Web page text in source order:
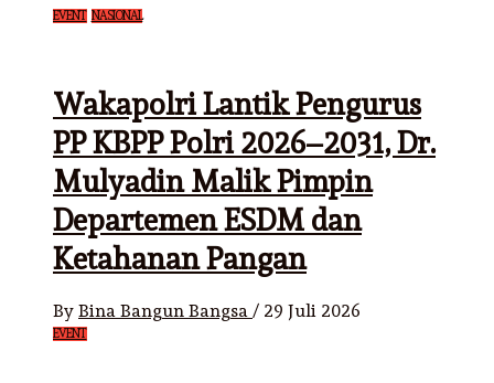
EVENT NASIONAL
Wakapolri Lantik Pengurus
PP KBPP Polri 2026–2031, Dr.
Mulyadin Malik Pimpin
Departemen ESDM dan
Ketahanan Pangan
By Bina Bangun Bangsa / 29 Juli 2026
EVENT